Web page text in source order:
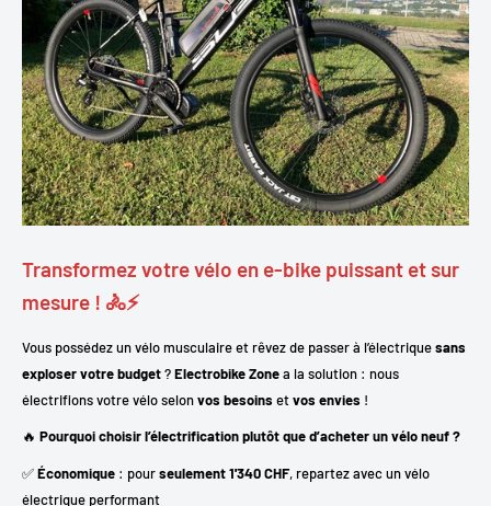
Transformez votre vélo en e-bike puissant et sur
mesure ! 🚴⚡
Vous possédez un vélo musculaire et rêvez de passer à l’électriquesans
exploser votre budget?Electrobike Zonea la solution : nous
électrifions votre vélo selonvos besoins etvos envies !
🔥 Pourquoi choisir l’électrification plutôt que d’acheter un vélo neuf ?
✅Économique : pourseulement 1'340 CHF, repartez avec un vélo
électrique performant